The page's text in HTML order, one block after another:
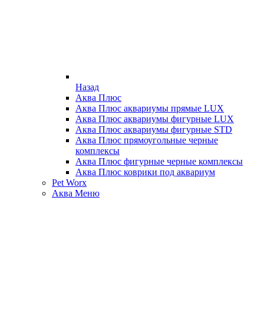
Назад
Аква Плюс
Аква Плюс аквариумы прямые LUX
Аква Плюс аквариумы фигурные LUX
Аква Плюс аквариумы фигурные STD
Аква Плюс прямоугольные черные
комплексы
Аква Плюс фигурные черные комплексы
Аква Плюс коврики под аквариум
Pet Worx
Аква Меню